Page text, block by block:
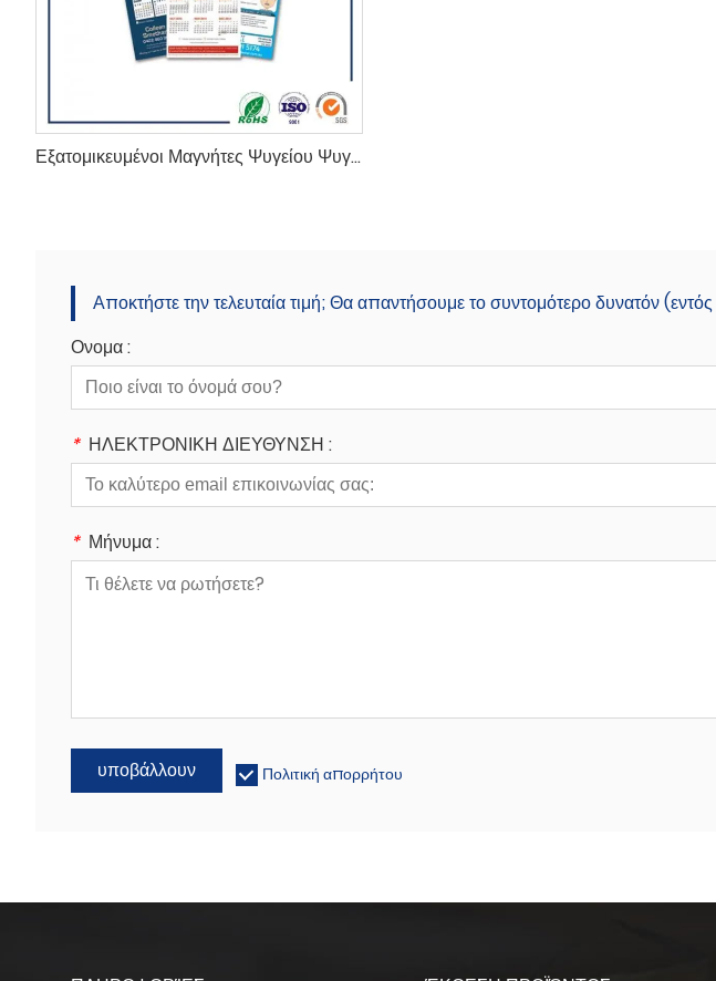
Εξατομικευμένοι Μαγνήτες Ψυγείου Ψυγείου
Αποκτήστε την τελευταία τιμή; Θα απαντήσουμε το συντομότερο δυνατόν
Ονομα :
* ΗΛΕΚΤΡΟΝΙΚΗ ΔΙΕΥΘΥΝΣΗ :
* Μήνυμα :
υποβάλλουν Πολιτική απορρήτου